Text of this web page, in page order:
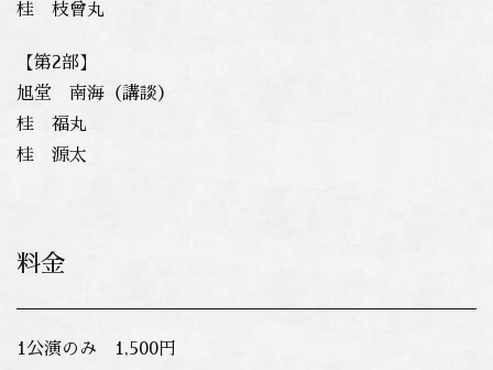
桂 枝曾丸
【第2部】
旭堂 南海（講談）
桂 福丸
桂 源太
料金
1公演のみ 1,500円